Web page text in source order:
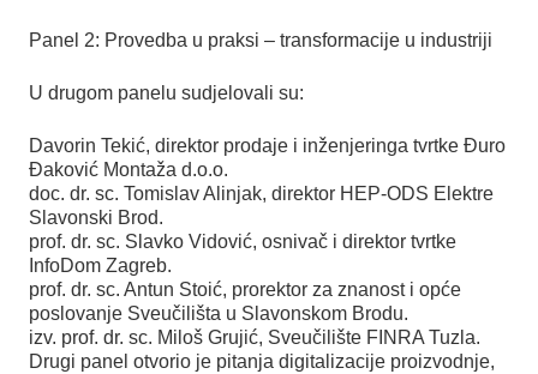
Panel 2: Provedba u praksi – transformacije u industriji
U drugom panelu sudjelovali su:
Davorin Tekić, direktor prodaje i inženjeringa tvrtke Đuro
Đaković Montaža d.o.o.
doc. dr. sc. Tomislav Alinjak, direktor HEP-ODS Elektre
Slavonski Brod.
prof. dr. sc. Slavko Vidović, osnivač i direktor tvrtke
InfoDom Zagreb.
prof. dr. sc. Antun Stoić, prorektor za znanost i opće
poslovanje Sveučilišta u Slavonskom Brodu.
izv. prof. dr. sc. Miloš Grujić, Sveučilište FINRA Tuzla.
Drugi panel otvorio je pitanja digitalizacije proizvodnje,